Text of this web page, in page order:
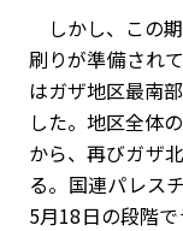
しかし、この
刷りが準備され
はガザ地区最南
した。地区全体
から、再びガザ
る。国連パレス
5月18日の段階